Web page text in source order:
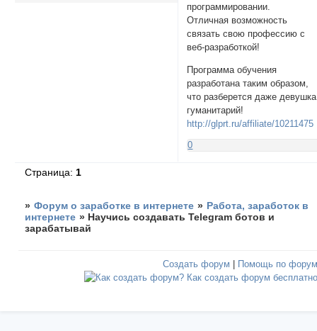
программировании.
Отличная возможность
связать свою профессию с
веб-разработкой!
Программа обучения
разработана таким образом,
что разберется даже
гуманитарий!
http://glprt.ru/affiliate/10211475
0
Страница:1
» Форум о заработке в интернете » Работа, заработок в
интернете » Научись создавать Telegram ботов и
зарабатывай
Создать форум Помощь по